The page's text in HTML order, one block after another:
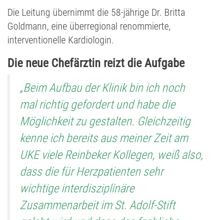
Die Leitung übernimmt die 58-jährige Dr. Britta
Goldmann, eine überregional renommierte,
interventionelle Kardiologin.
Die neue Chefärztin reizt die Aufgabe
„Beim Aufbau der Klinik bin ich noch
mal richtig gefordert und habe die
Möglichkeit zu gestalten. Gleichzeitig
kenne ich bereits aus meiner Zeit am
UKE viele Reinbeker Kollegen, weiß also,
dass die für Herzpatienten sehr
wichtige interdisziplinäre
Zusammenarbeit im St. Adolf-Stift